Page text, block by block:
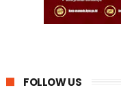
FOLLOW US